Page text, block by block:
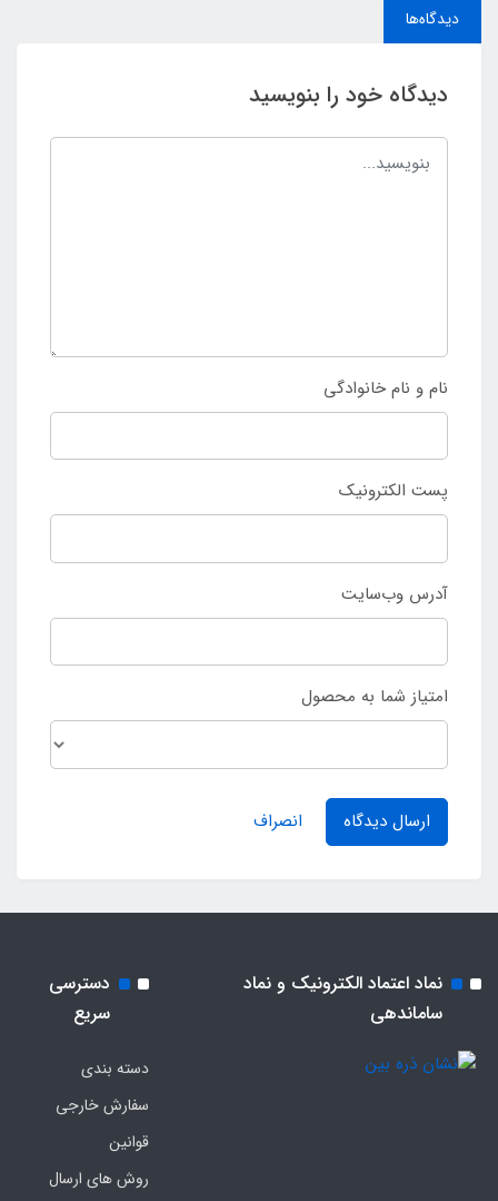
دیدگاه‌ها
دیدگاه خود را بنویسید
نام و نام خانوادگی
پست الکترونیک
آدرس وب‌سایت
امتیاز شما به محصول
ارسال دیدگاه انصراف
نماد اعتماد الکترونیک و نماد
ساماندهی
دسترسی
سریع
دسته بندی
سفارش خارجی
قوانین
روش های ارسال